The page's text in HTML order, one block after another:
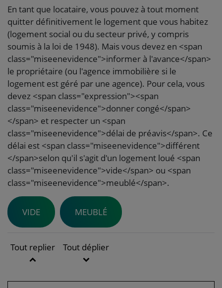
En tant que locataire, vous pouvez à tout moment
quitter définitivement le logement que vous habitez
(logement social ou du secteur privé, y compris
soumis à la loi de 1948). Mais vous devez en <span
class="miseenevidence">informer à l'avance</span>
le propriétaire (ou l'agence immobilière si le
logement est géré par une agence). Pour cela, vous
devez <span class="expression"><span
class="miseenevidence">donner congé</span>
</span> et respecter un <span
class="miseenevidence">délai de préavis</span>. Ce
délai est <span class="miseenevidence">différent
</span>selon qu'il s'agit d'un logement loué <span
class="miseenevidence">vide</span> ou <span
class="miseenevidence">meublé</span>.
VIDE MEUBLÉ
Tout replier Tout déplier